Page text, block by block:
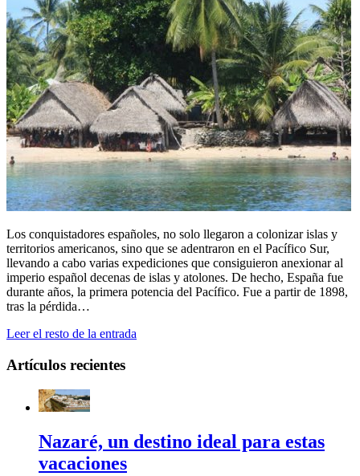
Los conquistadores españoles, no solo llegaron a colonizar islas y
territorios americanos, sino que se adentraron en el Pacífico Sur,
llevando a cabo varias expediciones que consiguieron anexionar al
imperio español decenas de islas y atolones. De hecho, España fue
durante años, la primera potencia del Pacífico. Fue a partir de 1898,
tras la pérdida…
Leer el resto de la entrada
Artículos recientes
Nazaré, un destino ideal para estas
vacaciones